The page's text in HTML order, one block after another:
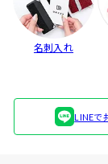
名刺入れ
LINEで